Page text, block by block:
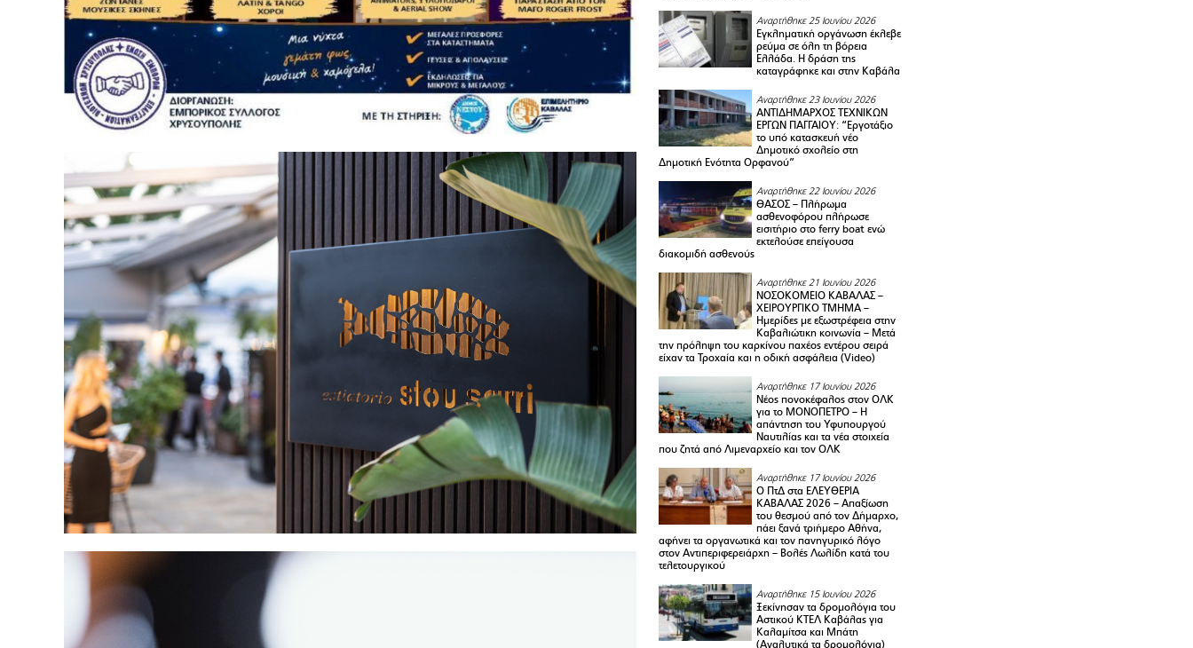
Αναρτήθηκε 25 Ιουνίου 2026
Εγκληματική οργάνωση έκλεβε
ρεύμα σε όλη τη βόρεια
Ελλάδα. Η δράση της
καταγράφηκε και στην Καβάλα
Αναρτήθηκε 23 Ιουνίου 2026
ΑΝΤΙΔΗΜΑΡΧΟΣ ΤΕΧΝΙΚΩΝ
ΕΡΓΩΝ ΠΑΓΓΑΙΟΥ: “Εργοτάξιο
το υπό κατασκευή νέο
Δημοτικό σχολείο στη
Δημοτική Ενότητα Ορφανού”
Αναρτήθηκε 22 Ιουνίου 2026
ΘΑΣΟΣ – Πλήρωμα
ασθενοφόρου πλήρωσε
εισιτήριο στο ferry boat ενώ
εκτελούσε επείγουσα
διακομιδή ασθενούς
Αναρτήθηκε 21 Ιουνίου 2026
ΝΟΣΟΚΟΜΕΙΟ ΚΑΒΑΛΑΣ –
ΧΕΙΡΟΥΡΓΙΚΟ ΤΜΗΜΑ –
Ημερίδες με εξωστρέφεια στην
Καβαλιώτικη κοινωνία – Μετά
την πρόληψη του καρκίνου παχέος εντέρου σειρά
είχαν τα Τροχαία και η οδική ασφάλεια (Video)
Αναρτήθηκε 17 Ιουνίου 2026
Νέος πονοκέφαλος στον ΟΛΚ
για το ΜΟΝΟΠΕΤΡΟ – Η
απάντηση του Υφυπουργού
Ναυτιλίας και τα νέα στοιχεία
που ζητά από Λιμεναρχείο και τον ΟΛΚ
Αναρτήθηκε 17 Ιουνίου 2026
Ο ΠτΔ στα ΕΛΕΥΘΕΡΙΑ
ΚΑΒΑΛΑΣ 2026 – Απαξίωση
του θεσμού από τον Δήμαρχο,
πάει ξανά τριήμερο Αθήνα,
αφήνει τα οργανωτικά και τον πανηγυρικό λόγο
στον Αντιπεριφερειάρχη – Βολές Λωλίδη κατά του
τελετουργικού
Αναρτήθηκε 15 Ιουνίου 2026
Ξεκίνησαν τα δρομολόγια του
Αστικού ΚΤΕΛ Καβάλας για
Καλαμίτσα και Μπάτη
(Αναλυτικά τα δρομολόγια)